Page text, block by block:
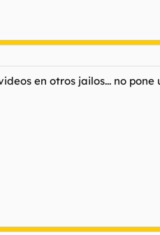
en otros jailos... no